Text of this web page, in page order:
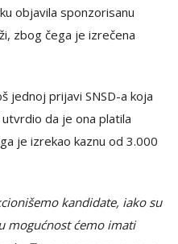
objavila sponzorisanu
zbog čega je izrečena
jednoj prijavi SNSD-a koja
da je ona platila
je izrekao kaznu od 3.000
kandidate, iako su
mogućnost ćemo imati